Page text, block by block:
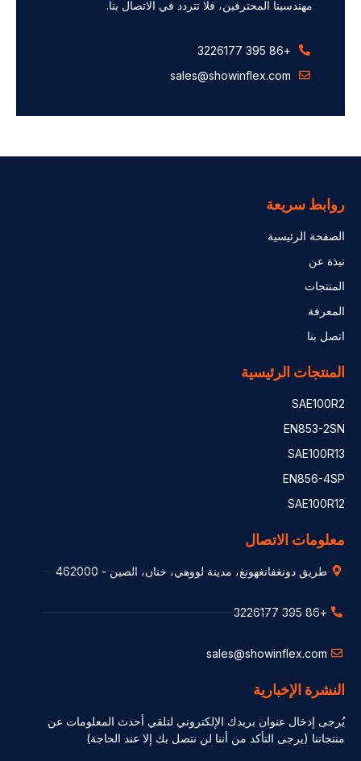
مهندسينا المحترفين، فلا تتردد في الاتصال بنا.
+86 395 3226177
sales@showinflex.com
روابط سريعة
الصفحة الرئيسية
نبذة عن
المنتجات
المعرفة
اتصل بنا
المنتجات الرئيسية
SAE100R2
EN853-2SN
SAE100R13
EN856-4SP
SAE100R12
معلومات الاتصال
طريق دونغفانغهونغ، مدينة لووهي، خنان، الصين - 462000
+86 395 3226177
sales@showinflex.com
النشرة الإخبارية
يُرجى إدخال عنوان بريدك الإلكتروني لتلقي أحدث المعلومات عن
منتجاتنا (يرجى التأكد من أننا لن نتصل بك إلا عند الحاجة)